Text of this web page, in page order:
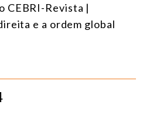
CEBRI-Revista |
e a ordem global